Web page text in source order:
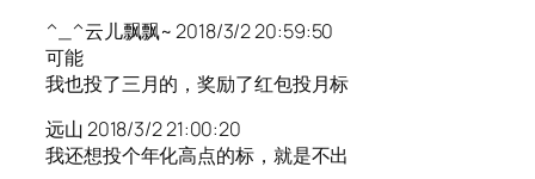
^_^云儿飘飘~ 2018/3/2 20:59:50
可能
我也投了三月的，奖励了红包投月标
远山 2018/3/2 21:00:20
我还想投个年化高点的标，就是不出